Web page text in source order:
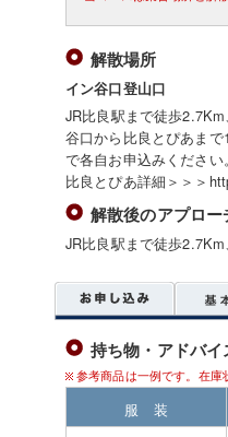
解散場所
イン谷口登山口
JR比良駅まで徒歩
谷口から比良とぴあま
で各自お申込みください
比良とぴあ詳細＞＞＞
解散後のアプロー
JR比良駅まで徒歩
持ち物・アドバイ
参考商品は一例です。在
服 装